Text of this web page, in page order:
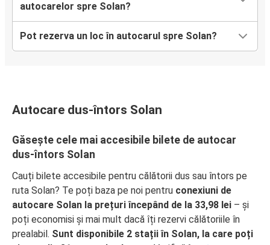
autocarelor spre Solan?
Pot rezerva un loc în autocarul spre Solan?
Autocare dus-întors Solan
Găsește cele mai accesibile bilete de autocar
dus-întors Solan
Cauți bilete accesibile pentru călătorii dus sau întors pe
ruta Solan? Te poți baza pe noi pentru conexiuni de
autocare Solan la prețuri începând de la 33,98 lei – și
poți economisi și mai mult dacă îți rezervi călătoriile în
prealabil. Sunt disponibile 2 stații în Solan, la care poți